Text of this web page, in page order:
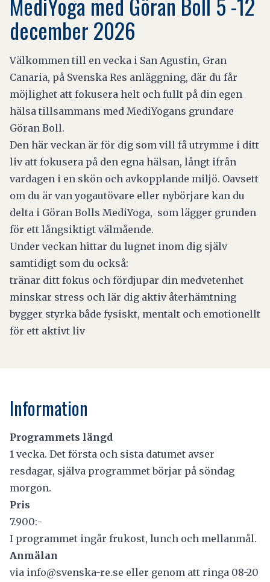
december 2026
Välkommen till en vecka i San Agustin, Gran
Canaria, på Svenska Res anläggning, där du får
möjlighet att fokusera helt och fullt på din egen
hälsa tillsammans med MediYogans grundare
Göran Boll.
Den här veckan är för dig som vill få utrymme i ditt
liv att fokusera på den egna hälsan, långt ifrån
vardagen i en skön och avkopplande miljö. Oavsett
om du är van yogautövare eller nybörjare kan du
delta i Göran Bolls MediYoga, som lägger grunden
för ett långsiktigt välmående.
Under veckan hittar du lugnet inom dig själv
samtidigt som du också:
tränar ditt fokus och fördjupar din medvetenhet
minskar stress och lär dig aktiv återhämtning
bygger styrka både fysiskt, mentalt och emotionellt
för ett aktivt liv
Information
Programmets längd
1 vecka. Det första och sista datumet avser
resdagar, själva programmet börjar på söndag
morgon.
Pris
7.900:-
I programmet ingår frukost, lunch och mellanmål.
Anmälan
via info@svenska-re.se eller genom att ringa 08-20